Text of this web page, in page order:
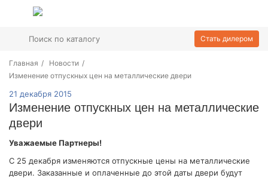
Стать дилером
Главная / Новости /
Изменение отпускных цен на металлические двери
21 декабря 2015
Изменение отпускных цен на металлические
двери
Уважаемые Партнеры!
С 25 декабря изменяются отпускные цены на металлические
двери. Заказанные и оплаченные до этой даты двери будут